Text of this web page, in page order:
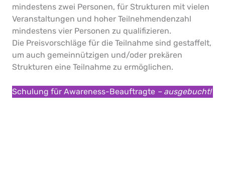
mindestens zwei Personen, für Strukturen mit vielen
Veranstaltungen und hoher Teilnehmendenzahl
mindestens vier Personen zu qualifizieren.
Die Preisvorschläge für die Teilnahme sind gestaffelt,
um auch gemeinnützigen und/oder prekären
Strukturen eine Teilnahme zu ermöglichen.
Schulung für Awareness-Beauftragte – ausgebucht!